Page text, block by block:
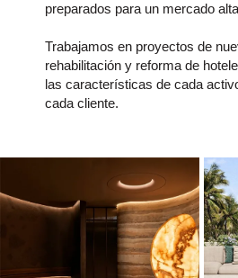
preparados para un mercado
Trabajamos en proyectos de
rehabilitación y reforma de
las características de cada
cada cliente.